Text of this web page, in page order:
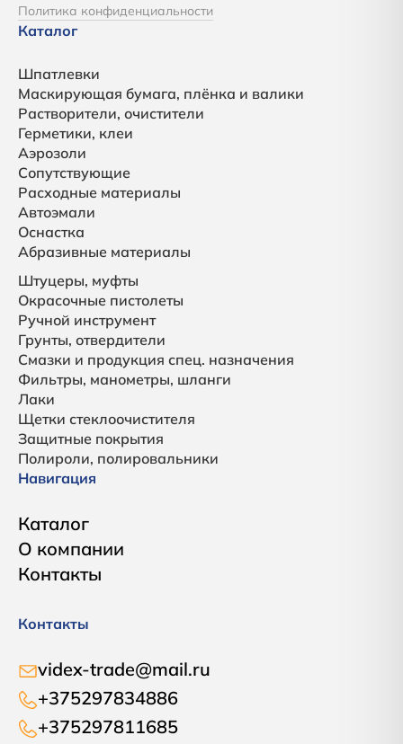
Политика конфиденциальности
Каталог
Шпатлевки
Маскирующая бумага, плёнка и валики
Растворители, очистители
Герметики, клеи
Аэрозоли
Сопутствующие
Расходные материалы
Автоэмали
Оснастка
Абразивные материалы
Штуцеры, муфты
Окрасочные пистолеты
Ручной инструмент
Грунты, отвердители
Смазки и продукция спец. назначения
Фильтры, манометры, шланги
Лаки
Щетки стеклоочистителя
Защитные покрытия
Полироли, полировальники
Навигация
Каталог
О компании
Контакты
Контакты
videx-trade@mail.ru
+375297834886
+375297811685